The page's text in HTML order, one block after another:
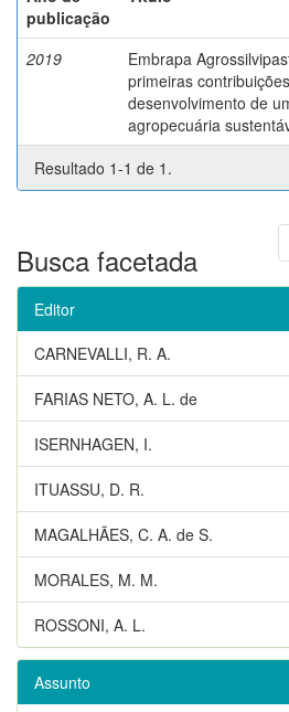
publicação
2019
Embrapa
primeiras
desenvolvimento de
agropecuária
Resultado 1-1 de 1.
Busca facetada
Editor
CARNEVALLI, R. A.
FARIAS NETO, A. L. de
ISERNHAGEN, I.
ITUASSU, D. R.
MAGALHÃES, C. A. de S.
MORALES, M. M.
ROSSONI, A. L.
Assunto